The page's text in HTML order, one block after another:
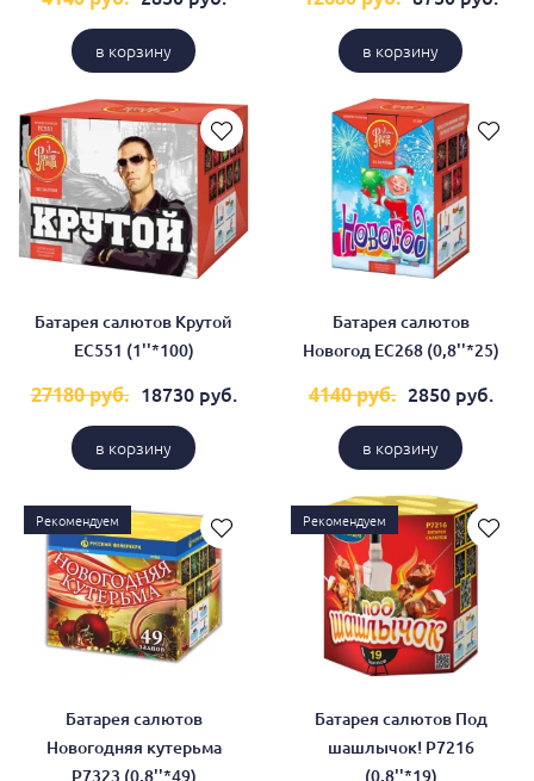
в корзину в корзину
Батарея салютов Крутой
ЕС551 (1''*100)
27180 руб. 18730 руб.
в корзину
Батарея салютов
Новогод ЕС268 (0,8''*25)
4140 руб. 2850 руб.
в корзину
Рекомендуем
Батарея салютов
Новогодняя кутерьма
Р7323 (0,8''*49)
Рекомендуем
Батарея салютов Под
шашлычок! Р7216
(0,8''*19)